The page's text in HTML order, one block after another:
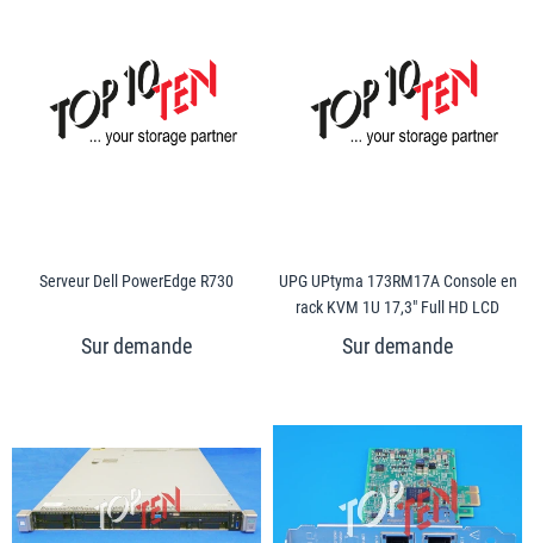
Serveur Dell PowerEdge R730
UPG UPtyma 173RM17A Console en
rack KVM 1U 17,3" Full HD LCD